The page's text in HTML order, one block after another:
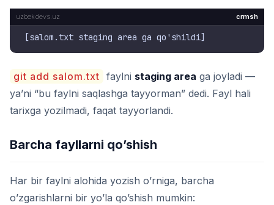
crmsh
git add salom.txt faylni staging area ga joyladi —
ya’ni “bu faylni saqlashga tayyorman” dedi. Fayl hali
tarixga yozilmadi, faqat tayyorlandi.
Barcha fayllarni qo’shish
Har bir faylni alohida yozish o’rniga, barcha
o’zgarishlarni bir yo’la qo’shish mumkin: